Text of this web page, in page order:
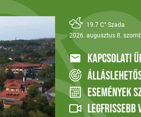
19.7 C° Szada
2026. augusztus 8.
KAPCSOLATI
ESEMÉNYEK
LEGFRISSEBB